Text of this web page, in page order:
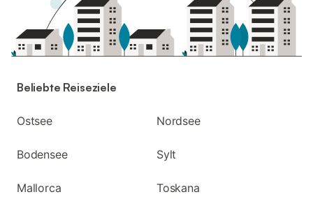
Beliebte Reiseziele
Ostsee Nordsee
Bodensee Sylt
Mallorca Toskana